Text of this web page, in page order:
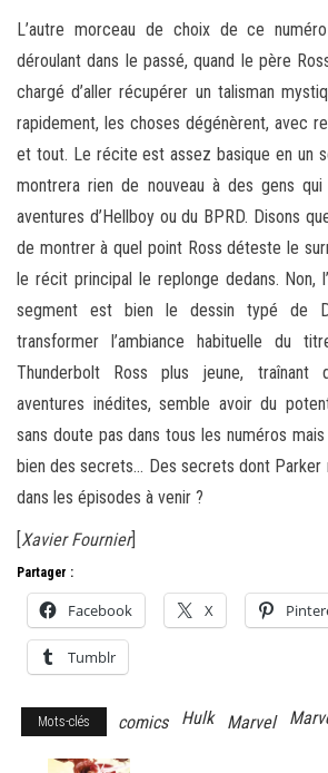
L’autre morceau de choix de ce
déroulant dans le passé, quand le père
chargé d’aller récupérer un talisman
rapidement, les choses dégénèrent, avec
et tout. Le récite est assez basique en un
montrera rien de nouveau à des gens
aventures d’Hellboy ou du BPRD. Disons
de montrer à quel point Ross déteste le
le récit principal le replonge dedans. Non,
segment est bien le dessin typé de
transformer l’ambiance habituelle du
Thunderbolt Ross plus jeune, traînant
aventures inédites, semble avoir du
sans doute pas dans tous les numéros
bien des secrets… Des secrets dont Parker
dans les épisodes à venir ?
[Xavier Fournier]
Partager :
Facebook X
Tumblr
Mots-clés comics Hulk Marvel